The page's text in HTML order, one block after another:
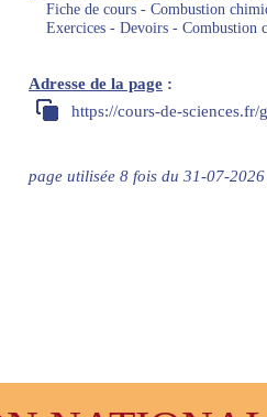
Fiche de cours - Combustion
Exercices - Devoirs - Combustion
Adresse de la page :
https://cours-de-sciences.fr/
page utilisée 8 fois du 31-07-